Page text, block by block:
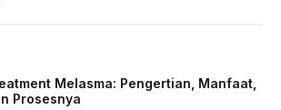
Melasma: Pengertian, Manfaat,
Prosesnya